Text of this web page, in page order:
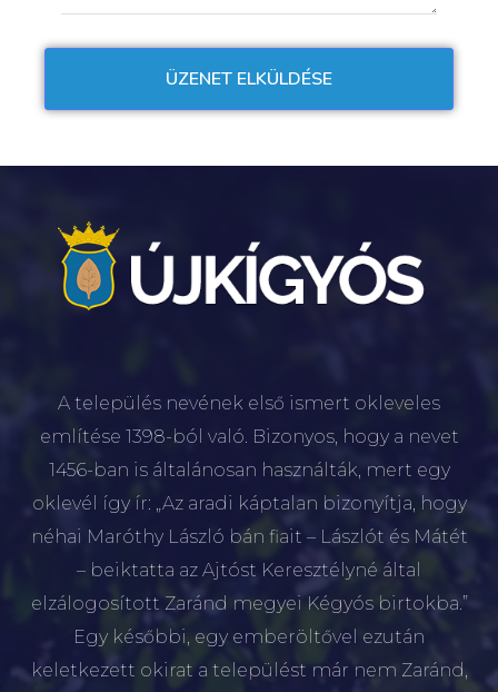
A település nevének első ismert okleveles
említése 1398-ból való. Bizonyos, hogy a nevet
1456-ban is általánosan használták, mert egy
oklevél így ír: „Az aradi káptalan bizonyítja, hogy
néhai Maróthy László bán fiait – Lászlót és Mátét
– beiktatta az Ajtóst Keresztélyné által
elzálogosított Zaránd megyei Kégyós birtokba.”
Egy későbbi, egy emberöltővel ezután
keletkezett okirat a települést már nem Zaránd,